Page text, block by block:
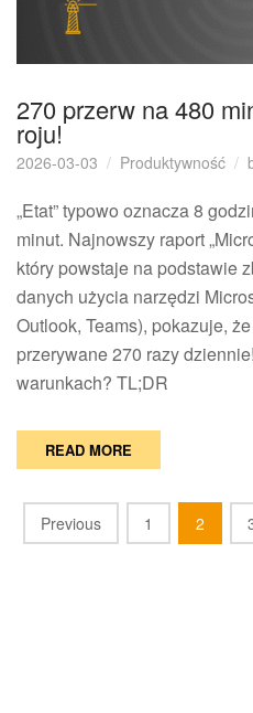
270 przerw na 480
roju!
2026-03-03 Produktywność
„Etat” typowo oznacza 8
minut. Najnowszy raport
który powstaje na podstawie
danych użycia narzędzi
Outlook, Teams), pokazuje,
przerywane 270 razy
warunkach? TL;DR
READ MORE
Posts
navigation
Previous 1 2